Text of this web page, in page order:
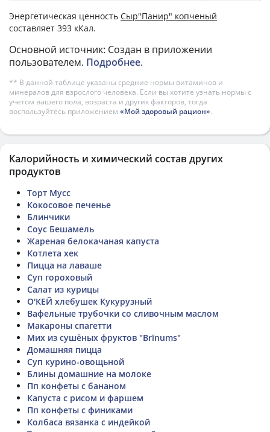
Энергетическая ценность Cыр"Панир" копченый
составляет 393 кКал.
Основной источник: Создан в приложении
пользователем. Подробнее.
** В данной таблице указаны средние нормы витаминов и
минералов для взрослого человека. Если вы хотите узнать нормы с
учетом вашего пола, возраста и других факторов, тогда
воспользуйтесь приложением «Мой здоровый рацион».
Калорийность и химический состав других
продуктов
Торт Мусс
Кокосовое печенье
Блинчики
Соус Бешамель
Жареная белокачаная капуста
Котлета хек
Пицца на лаваше
Суп гороховый
Салат из курицы
О'КЕЙ хлебушек Кукурузный
Вафельные трубочки со сливочным маслом
Макароны спагетти
Мих из сушёных фруктов "Brīnums"
Домашняя пицца
Суп курино-овощьной
Блины домашние на молоке
Пп конфеты с бананом
Капуста с рисом и фаршем
Пп конфеты с финиками
Колбаса вязанка с индейкой